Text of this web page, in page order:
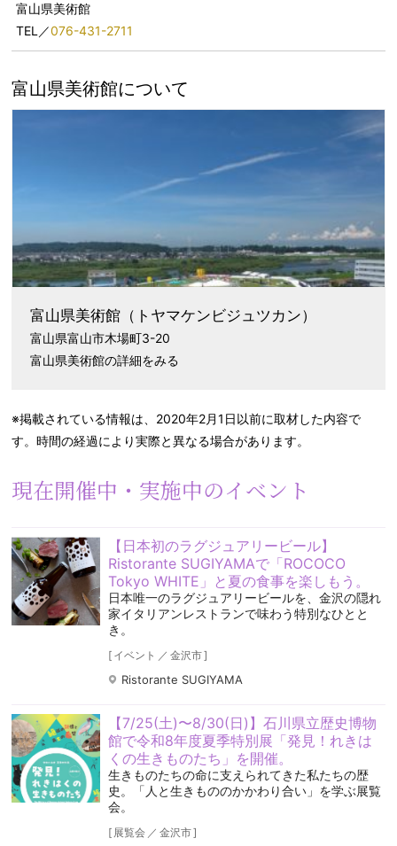
富山県美術館
TEL／076-431-2711
富山県美術館について
富山県美術館 （トヤマケンビジュツカン）
富山県富山市木場町3-20
富山県美術館の詳細をみる
※掲載されている情報は、2020年2月1日以前に取材した内容で
す。時間の経過により実際と異なる場合があります。
現在開催中・実施中のイベント
【日本初のラグジュアリービール】
Ristorante SUGIYAMAで「ROCOCO
Tokyo WHITE」と夏の食事を楽しもう。
日本唯一のラグジュアリービールを、金沢の隠れ
家イタリアンレストランで味わう特別なひとと
き。
[ イベント ／ 金沢市]
Ristorante SUGIYAMA
【7/25(土)〜8/30(日)】石川県立歴史博物
館で令和8年度夏季特別展「発見！れきは
くの生きものたち」を開催。
生きものたちの命に支えられてきた私たちの歴
史。「人と生きもののかかわり合い」を学ぶ展覧
会。
[ 展覧会 ／ 金沢市]